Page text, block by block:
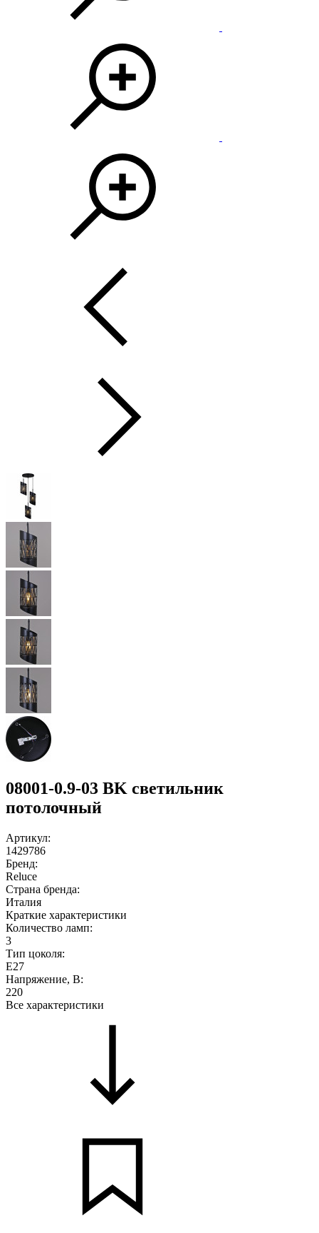
08001-0.9-03 BK светильник
потолочный
Артикул:
1429786
Бренд:
Reluce
Страна бренда:
Италия
Краткие характеристики
Количество ламп:
3
Тип цоколя:
E27
Напряжение, В:
220
Все характеристики